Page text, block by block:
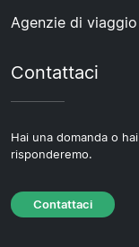
Agenzie di viaggio
Contattaci
Hai una domanda o
risponderemo.
Contattaci